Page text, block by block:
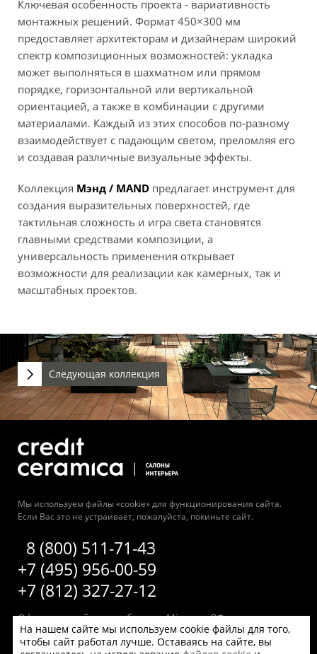
Ключевая особенность проекта - вариативность
монтажных решений. Формат 450×300 мм
предоставляет архитекторам и дизайнерам широкий
спектр композиционных возможностей: укладка
может выполняться в шахматном или прямом
порядке, горизонтальной или вертикальной
ориентацией, а также в комбинации с другими
материалами. Каждый из этих способов по-разному
взаимодействует с падающим светом, преломляя его
и создавая различные визуальные эффекты.
Коллекция Мэнд / MAND предлагает инструмент для
создания выразительных поверхностей, где
тактильная сложность и игра света становятся
главными средствами композиции, а
универсальность применения открывает
возможности для реализации как камерных, так и
масштабных проектов.
Следующая коллекция
Мы используем файлы «cookie» для функционирования сайта.
Если Вас это не устраивает, пожалуйста, покиньте сайт.
8 (800) 511-71-43
+7 (495) 956-00-59
+7 (812) 327-27-12
Официальный дистрибьютор Mirage в РФ компания
Credit Ceramica
На нашем сайте мы используем cookie файлы для того,
чтобы сайт работал лучше. Оставаясь на сайте, вы